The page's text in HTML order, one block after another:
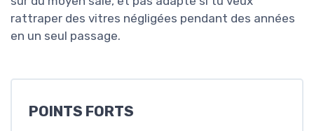
rattraper des vitres négligées pendant des années
en un seul passage.
POINTS FORTS